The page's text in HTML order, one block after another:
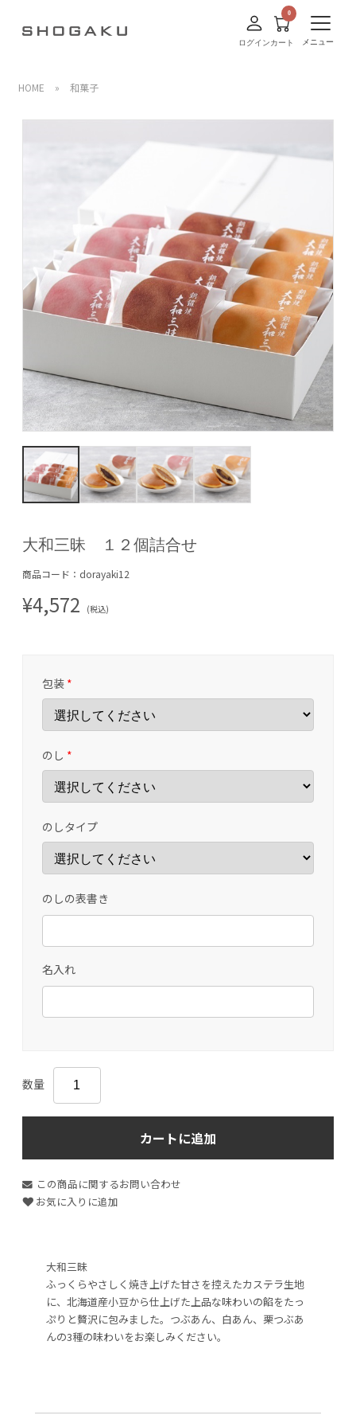
ログインカート メニュー
HOME » 和菓子
大和三昧 １２個詰合せ
商品コード：dorayaki12
¥4,572 (税込)
包装 *
のし *
のしタイプ
のしの表書き
名入れ
数量
カートに追加
この商品に関するお問い合わせ
お気に入りに追加
大和三昧
ふっくらやさしく焼き上げた甘さを控えたカステラ生地
に、北海道産小豆から仕上げた上品な味わいの餡をたっ
ぷりと贅沢に包みました。つぶあん、白あん、栗つぶあ
んの3種の味わいをお楽しみください。